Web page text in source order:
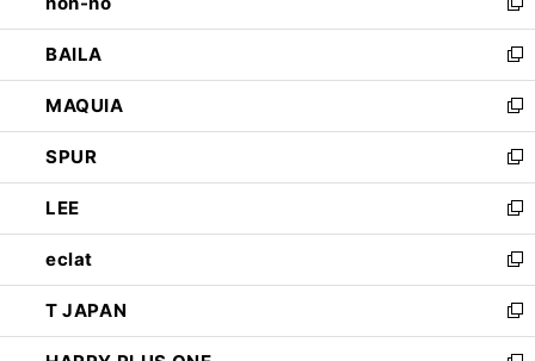
開
く
い
ウ
ィ
ン
ド
ウ
で
開
く
新
し
い
ウ
ィ
ン
ド
ウ
で
開
く
BAILA
新
し
い
ウ
ィ
ン
ド
ウ
で
開
く
MAQUIA
新
し
い
ウ
ィ
ン
ド
ウ
で
開
SPUR
新
し
い
ウ
ィ
ン
ド
ウ
LEE
新
し
い
ウ
ィ
ン
eclat
新
し
い
ウ
T JAPAN
新
し